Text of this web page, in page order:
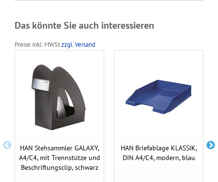
Das könnte Sie auch interessieren
Preise inkl. MWStzzgl. Versand
HAN Stehsammler GALAXY,
A4/C4, mit Trennstütze und
Beschriftungsclip, schwarz
HAN Briefablage KLASSIK,
DIN A4/C4, modern, blau